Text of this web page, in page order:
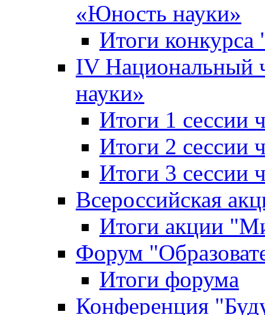
«Юность науки»
Итоги
IV
науки»
Итоги 1 сессии
Итоги 2 сессии
Итоги 3 сессии
Всероссийская
Итоги акции
Форум
Итоги форума
Конференция